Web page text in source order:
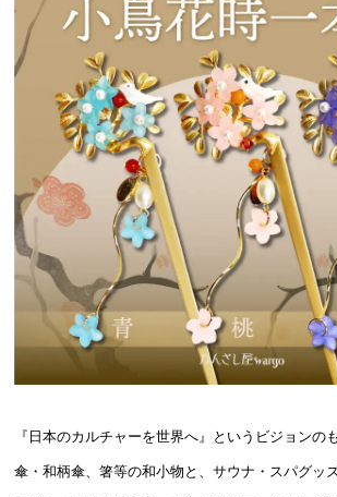
『日本のカルチャーを世界へ』というビジョンの
傘・和柄傘、箸等の和小物と、サウナ・スパグッ